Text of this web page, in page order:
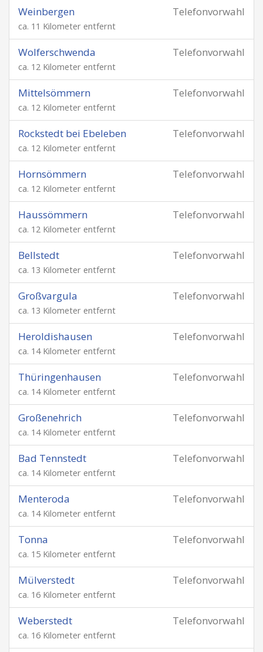
Telefonvorwahl
Weinbergen
ca. 11 Kilometer entfernt
Telefonvorwahl
Wolferschwenda
ca. 12 Kilometer entfernt
Telefonvorwahl
Mittelsömmern
ca. 12 Kilometer entfernt
Telefonvorwahl
Rockstedt bei Ebeleben
ca. 12 Kilometer entfernt
Telefonvorwahl
Hornsömmern
ca. 12 Kilometer entfernt
Telefonvorwahl
Haussömmern
ca. 12 Kilometer entfernt
Telefonvorwahl
Bellstedt
ca. 13 Kilometer entfernt
Telefonvorwahl
Großvargula
ca. 13 Kilometer entfernt
Telefonvorwahl
Heroldishausen
ca. 14 Kilometer entfernt
Telefonvorwahl
Thüringenhausen
ca. 14 Kilometer entfernt
Telefonvorwahl
Großenehrich
ca. 14 Kilometer entfernt
Telefonvorwahl
Bad Tennstedt
ca. 14 Kilometer entfernt
Telefonvorwahl
Menteroda
ca. 14 Kilometer entfernt
Telefonvorwahl
Tonna
ca. 15 Kilometer entfernt
Telefonvorwahl
Mülverstedt
ca. 16 Kilometer entfernt
Telefonvorwahl
Weberstedt
ca. 16 Kilometer entfernt